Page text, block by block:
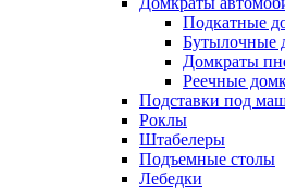
Подкатные
Бутылочные
Домкраты
Реечные
Подставки под
Роклы
Штабелеры
Подъемные столы
Лебедки